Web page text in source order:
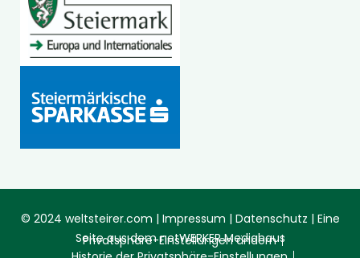
© 2024 weltsteirer.com | Impressum | Datenschutz | Eine
Seite aus demnetWERKER Mediahaus
Privatsphäre-Einstellungen ändern